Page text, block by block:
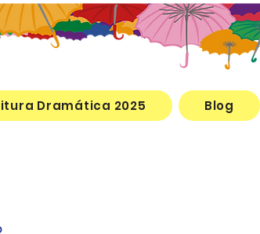
Dramática 2025 Blog